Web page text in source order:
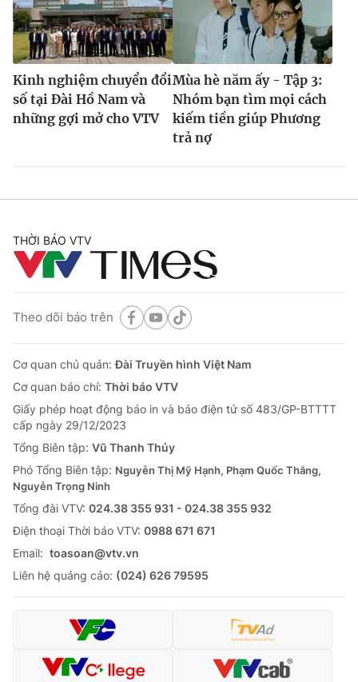
Kinh nghiệm chuyển đổi
số tại Đài Hồ Nam và
những gợi mở cho VTV
Mùa hè năm ấy - Tập 3:
Nhóm bạn tìm mọi cách
kiếm tiền giúp Phương
trả nợ
THỜI BÁO VTV
Theo dõi báo trên
Cơ quan chủ quản:Đài Truyền hình Việt Nam
Cơ quan báo chí: Thời báo VTV
Giấy phép hoạt động báo in và báo điện tử số 483/GP-BTTTT
cấp ngày 29/12/2023
Tổng Biên tập: Vũ Thanh Thủy
Phó Tổng Biên tập: Nguyễn Thị Mỹ Hạnh, Phạm Quốc Thắng,
Nguyễn Trọng Ninh
Tổng đài VTV: 024.38 355 931 - 024.38 355 932
Ðiện thoại Thời báo VTV: 0988 671 671
Email: toasoan@vtv.vn
Liên hệ quảng cáo: (024) 626 79595